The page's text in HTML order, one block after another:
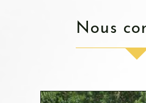
nous